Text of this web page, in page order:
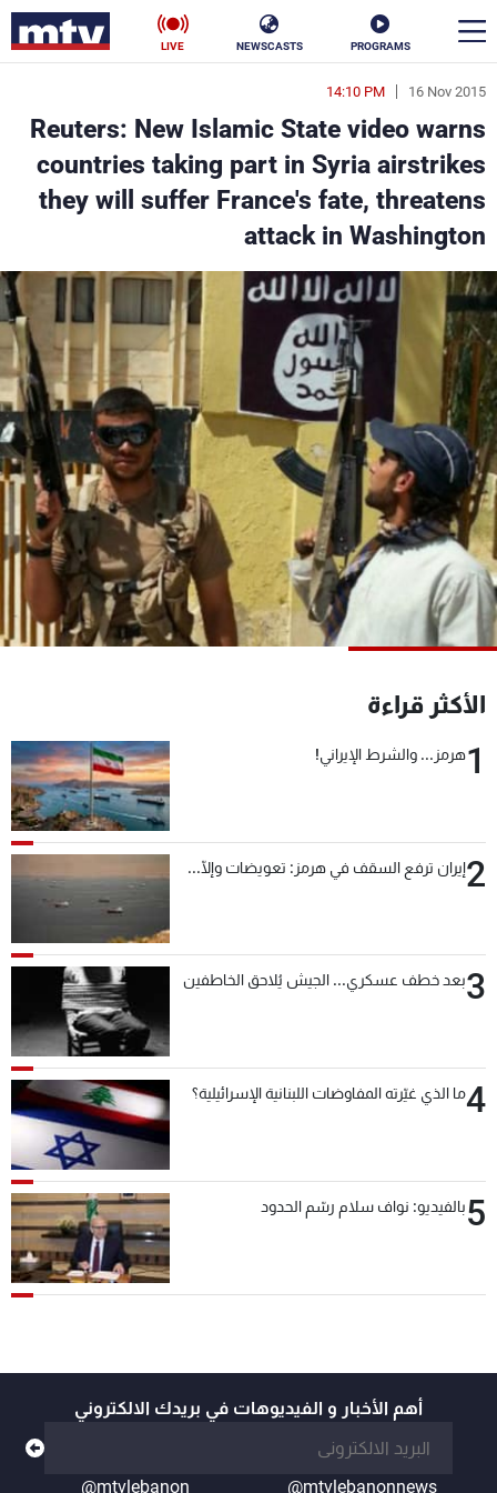
PROGRAMS
NEWSCASTS
LIVE
16 Nov 2015
14:10 PM
Reuters: New Islamic State video warns
countries taking part in Syria airstrikes
they will suffer France's fate, threatens
attack in Washington
الأكثر قراءة
1هرمز... والشرط الإيراني!
2إيران ترفع السقف في هرمز: تعويضات وإلّا...
3بعد خطف عسكري... الجيش يُلاحق الخاطفين
4ما الذي غيّرته المفاوضات اللبنانية الإسرائيلية؟
5بالفيديو: نواف سلام رسّم الحدود
أهم الأخبار و الفيديوهات في بريدك الالكتروني
@mtvlebanonnews
@mtvlebanon
en
الأخبار
سياسة ناس
إقتصاد
منوعات رياضة
كأس العالم
البرامج
جدول البرامج
شاهد البرامج
الترددات
الإنـتـاج
وظائف
تواصل معنا